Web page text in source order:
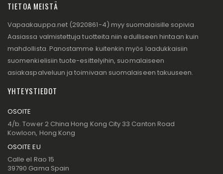
TIETOA MEISTÄ
Vapaakauppa.net (2920861-4) myy suomalaisille sopivia
Aasiassa valmistettuja tuotteita niin edulliseen hintaan kuin
mahdollista. Panostamme kuitenkin myös laadukkaisiin
suomenkielisiin tuote-esittelyihin, suomalaiseen
asiakaspalveluun ja toimivaan suomalaiseen takuuseen.
YHTEYSTIEDOT
OSOITE
4/b. Tower 2 China Hong Kong City 33 Canton Road
Kowloon, Hong Kong
OSOITE EU
Calle el Rao 15
39790 Gama Spain